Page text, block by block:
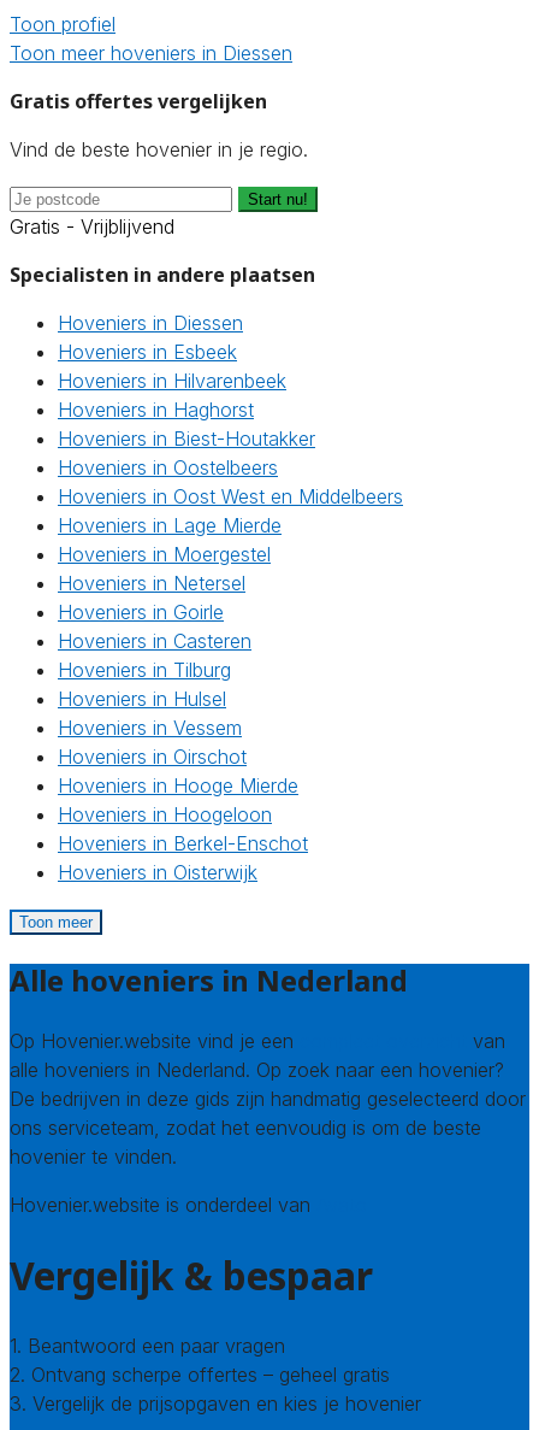
Toon profiel
Toon meer hoveniers in Diessen
Gratis offertes vergelijken
Vind de beste hovenier in je regio.
Start nu!
Gratis - Vrijblijvend
Specialisten in andere plaatsen
Hoveniers in Diessen
Hoveniers in Esbeek
Hoveniers in Hilvarenbeek
Hoveniers in Haghorst
Hoveniers in Biest-Houtakker
Hoveniers in Oostelbeers
Hoveniers in Oost West en Middelbeers
Hoveniers in Lage Mierde
Hoveniers in Moergestel
Hoveniers in Netersel
Hoveniers in Goirle
Hoveniers in Casteren
Hoveniers in Tilburg
Hoveniers in Hulsel
Hoveniers in Vessem
Hoveniers in Oirschot
Hoveniers in Hooge Mierde
Hoveniers in Hoogeloon
Hoveniers in Berkel-Enschot
Hoveniers in Oisterwijk
Toon meer
Alle hoveniers in Nederland
Op Hovenier.website vind je een
van
alle hoveniers in Nederland. Op zoek naar een hovenier?
De bedrijven in deze gids zijn handmatig geselecteerd door
ons serviceteam, zodat het eenvoudig is om de beste
hovenier te vinden.
Hovenier.website is onderdeel van
Vergelijk & bespaar
1. Beantwoord een paar vragen
2. Ontvang scherpe offertes – geheel gratis
3. Vergelijk de prijsopgaven en kies je hovenier